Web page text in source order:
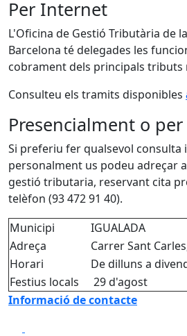
Per Internet
L'Oficina de Gestió Tributària de
Barcelona té delegades les
cobrament dels principals tributs
Consulteu els tramits disponibles
Presencialment o
Si preferiu fer qualsevol consulta
personalment us podeu adreçar
gestió tributaria, reservant cita
telèfon (93 472 91 40).
Municipi
IGUALADA
Adreça
Carrer Sant
Horari
De dilluns a
Festius locals
29 d'agost
Informació de contacte